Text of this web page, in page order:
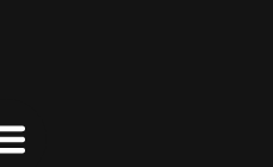
Hauptmenü